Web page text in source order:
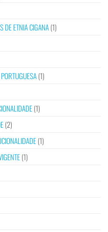
DE ETNIA CIGANA(1)
(1)
(1)
(2)
(1)
(1)